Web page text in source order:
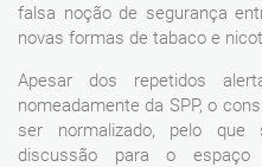
falsa noção de segurança
novas formas de tabaco e
Apesar dos repetidos
nomeadamente da SPP, o
ser normalizado, pelo
discussão para o